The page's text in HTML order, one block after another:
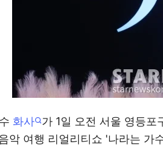
화사
가 1일 오전 서울 영등포
악 여행 리얼리티쇼 '나라는 가